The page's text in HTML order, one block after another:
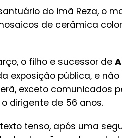
do imã Reza, o
de cerâmica
o filho e sucessor de
exposição pública, e
exceto comunicados
dirigente de 56 anos.
tenso, após uma